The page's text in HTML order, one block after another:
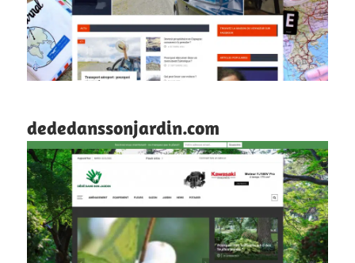
dededanssonjardin.com